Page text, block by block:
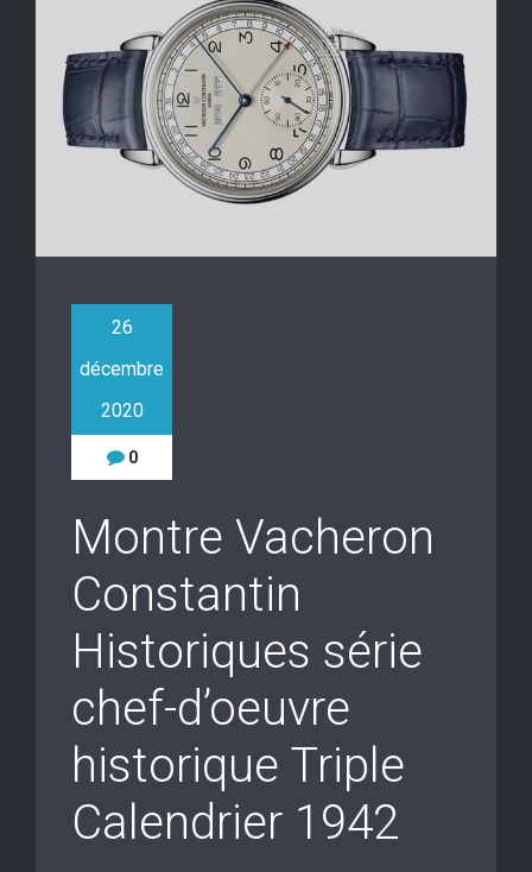
26
décembre
2020
0
Montre Vacheron
Constantin
Historiques série
chef-d’oeuvre
historique Triple
Calendrier 1942